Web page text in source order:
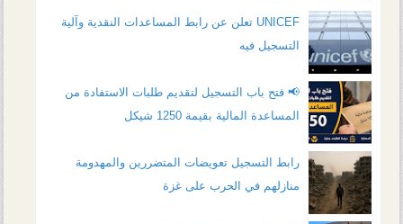
UNICEF تعلن عن رابط المساعدات النقدية وآلية
التسجيل فيه
📢 فتح باب التسجيل لتقديم طلبات الاستفادة من
المساعدة المالية بقيمة 1250 شيكل
رابط التسجيل تعويضات المتضررين والمهدومة
منازلهم في الحرب على غزة